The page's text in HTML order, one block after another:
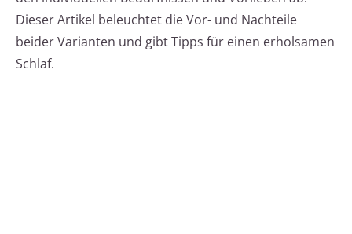
Dieser Artikel beleuchtet die Vor- und Nachteile
beider Varianten und gibt Tipps für einen erholsamen
Schlaf.